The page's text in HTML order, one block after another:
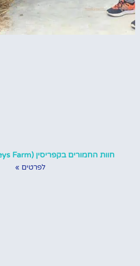
חוות החמורים בקפריסין (Golden Donkeys Farm)
לפרטים »